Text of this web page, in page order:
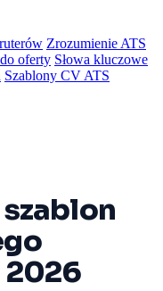
Zrozumienie ATS
oferty Słowa kluczowe
Szablony CV ATS